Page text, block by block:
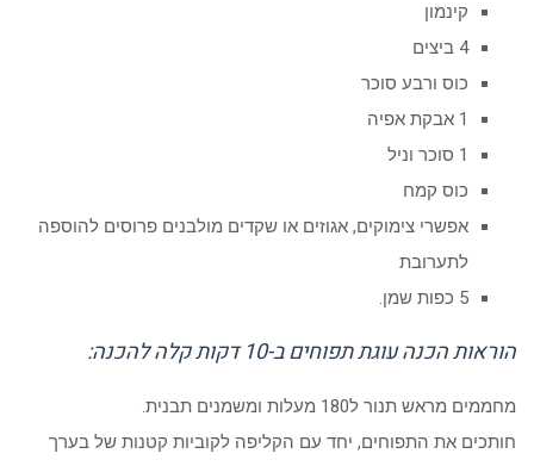
קינמון
4 ביצים
כוס ורבע סוכר
1 אבקת אפיה
1 סוכר וניל
כוס קמח
אפשרי צימוקים, אגוזים או שקדים מולבנים פרוסים להוספה
לתערובת
5 כפות שמן.
הוראות הכנה עוגת תפוחים ב-10 דקות קלה להכנה:
מחממים מראש תנור ל180 מעלות ומשמנים תבנית.
חותכים את התפוחים, יחד עם הקליפה לקוביות קטנות של בערך